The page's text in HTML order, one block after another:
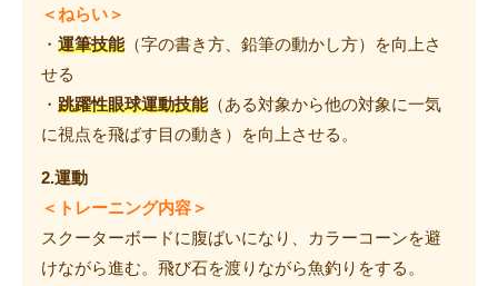
＜ねらい＞
・ 運筆技能（字の書き方、鉛筆の動かし方）を向上さ
せる
・ 跳躍性眼球運動技能（ある対象から他の対象に一気
に視点を飛ばす目の動き）を向上させる。
2.運動
＜トレーニング内容＞
スクーターボードに腹ばいになり、カラーコーンを避
けながら進む。飛び石を渡りながら魚釣りをする。